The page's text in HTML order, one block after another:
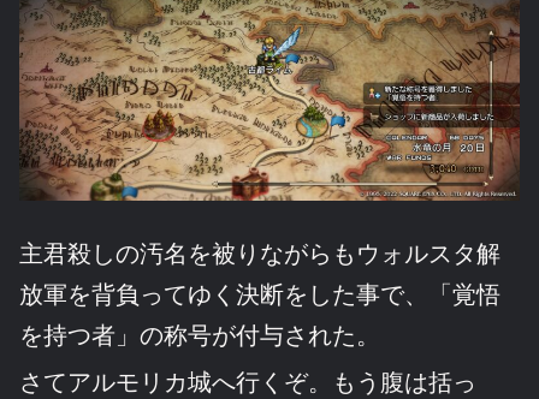
主君殺しの汚名を被りながらもウォルスタ解
放軍を背負ってゆく決断をした事で、「覚悟
を持つ者」の称号が付与された。
さてアルモリカ城へ行くぞ。もう腹は括っ